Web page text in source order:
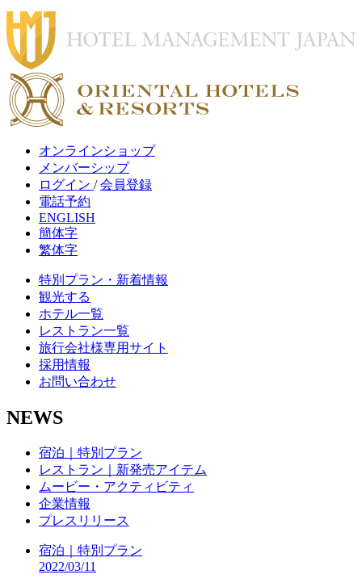
オンラインショップ
メンバーシップ
ログイン /会員登録
電話予約
ENGLISH
簡体字
繁体字
特別プラン・新着情報
観光する
ホテル一覧
レストラン一覧
旅行会社様専用サイト
採用情報
お問い合わせ
NEWS
宿泊｜特別プラン
レストラン｜新発売アイテム
ムービー・アクティビティ
企業情報
プレスリリース
宿泊｜特別プラン
2022/03/11